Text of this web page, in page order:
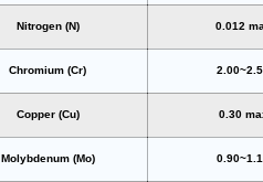
Nitrogen (N) 0.012
Chromium (Cr)
Copper (Cu) 0.30
Molybdenum (Mo)